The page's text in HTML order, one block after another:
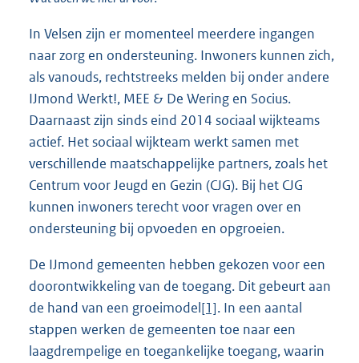
In Velsen zijn er momenteel meerdere ingangen
naar zorg en ondersteuning. Inwoners kunnen zich,
als vanouds, rechtstreeks melden bij onder andere
IJmond Werkt!, MEE & De Wering en Socius.
Daarnaast zijn sinds eind 2014 sociaal wijkteams
actief. Het sociaal wijkteam werkt samen met
verschillende maatschappelijke partners, zoals het
Centrum voor Jeugd en Gezin (CJG). Bij het CJG
kunnen inwoners terecht voor vragen over en
ondersteuning bij opvoeden en opgroeien.
De IJmond gemeenten hebben gekozen voor een
doorontwikkeling van de toegang. Dit gebeurt aan
de hand van een groeimodel[1]. In een aantal
stappen werken de gemeenten toe naar een
laagdrempelige en toegankelijke toegang, waarin